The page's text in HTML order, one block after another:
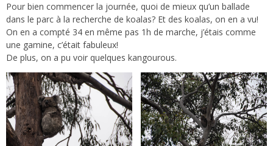
Pour bien commencer la journée, quoi de mieux qu’un ballade
dans le parc à la recherche de koalas? Et des koalas, on en a vu!
On en a compté 34 en même pas 1h de marche, j’étais comme
une gamine, c’était fabuleux!
De plus, on a pu voir quelques kangourous.